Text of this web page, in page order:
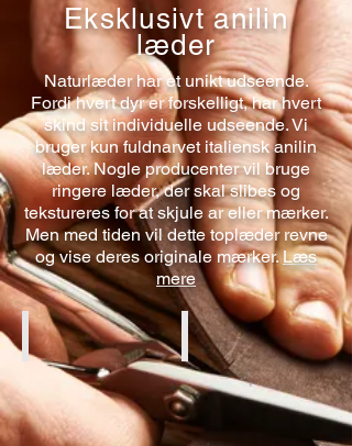
Eksklusivt anilin
læder
Naturlæder har et unikt udseende.
Fordi hvert dyr er forskelligt, har hvert
skind sit individuelle udseende. Vi
bruger kun fuldnarvet italiensk anilin
læder. Nogle producenter vil bruge
ringere læder, der skal slibes og
tekstureres for at skjule ar eller mærker.
Men med tiden vil dette toplæder revne
og vise deres originale mærker.Læs
mere
Cognac Aniline Black Aniline